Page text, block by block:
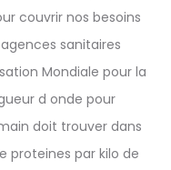
couvrir nos besoins
sanitaires
Mondiale pour la
d onde pour
doit trouver dans
proteines par kilo de